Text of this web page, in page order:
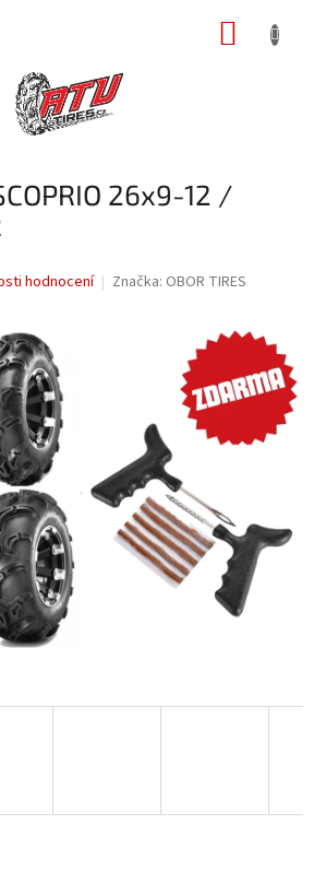
26x9-12 /
hodnocení Značka: OBOR TIRES